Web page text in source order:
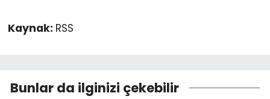
Kaynak: RSS
Bunlar da ilginizi çekebilir